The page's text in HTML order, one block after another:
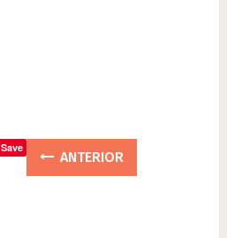
Save
ANTERIOR